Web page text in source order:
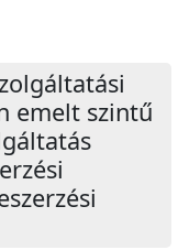
emelt szintű